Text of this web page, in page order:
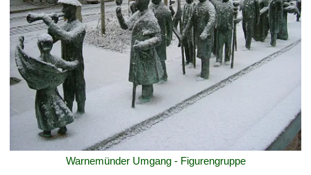
Warnemünder Umgang - Figurengruppe